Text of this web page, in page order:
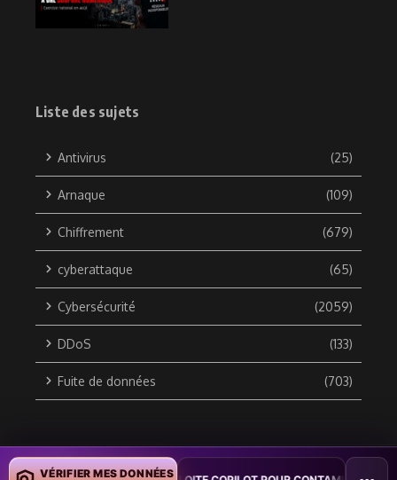
Liste des sujets
Antivirus (25)
Arnaque (109)
Chiffrement (679)
cyberattaque (65)
Cybersécurité (2059)
DDoS (133)
Fuite de données (703)
Copyright © 2010 / 2026 DATA SECURITY BREACH - Groupe
VÉRIFIER MES DONNÉES